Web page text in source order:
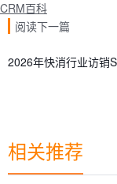
CRM百科
阅读下一篇
2026年快消行业访销
相关推荐